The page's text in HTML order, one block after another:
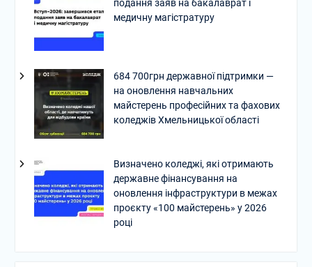
подання заяв на бакалаврат і
медичну магістратуру
684 700грн державної підтримки —
на оновлення навчальних
майстерень професійних та фахових
коледжів Хмельницької області
Визначено коледжі, які отримають
державне фінансування на
оновлення інфраструктури в межах
проєкту «100 майстерень» у 2026
році